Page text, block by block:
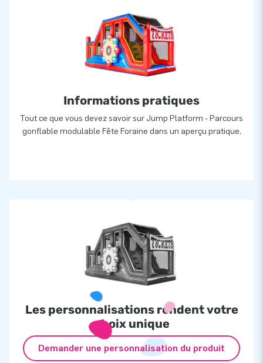
différentes formes et tailles. Nous disposons d’un stock de
plus de 3 000 structures gonflables, ce qui nous permet de
livrer très rapidement. Découvrez en ligne notre vaste
gamme et explorez notre large sélection de produits en
Informations pratiques
Tout ce que vous devez savoir sur Jump Platform - Parcours
gonflable modulable Fête Foraine dans un aperçu pratique.
Les personnalisations rendent votre
choix unique
Demander une personnalisation du produit